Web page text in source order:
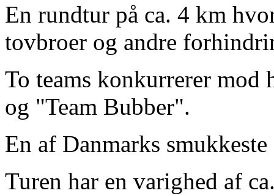
En rundtur på ca. 4 km
tovbroer og andre
To teams konkurrerer mod
og "Team Bubber".
En af Danmarks
Turen har en varighed af